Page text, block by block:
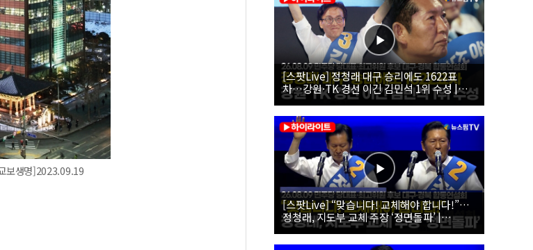
보생명]2023.09.19
[스팟Live] 정청래 대구 승리에도 1622표
차…강원·TK 경선 이긴 김민석 1위 수성 |
26.08.09 더불어민주당 당대표·최고위원 후
보 대구·경북 합동연설회
[스팟Live] “맞습니다! 교체해야 합니다!”…
정청래, 지도부 교체 주장 ‘정면돌파’ |
26.08.09 더불어민주당 당대표·최고위원 후
보 대구·경북 합동연설회